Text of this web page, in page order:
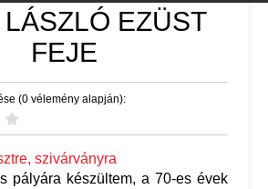
LÁSZLÓ EZÜST
FEJE
(0 vélemény alapján):
szivárványra
pályára készültem, a 70-es évek